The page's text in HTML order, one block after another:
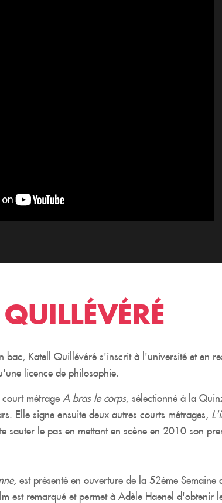
bac, Katell Quillévéré s'inscrit à l'université et en
licence de philosophie.
métrage A bras le corps, sélectionné à la
Elle signe ensuite deux autres courts métrages,
sauter le pas en mettant en scène en 2010 son
est présenté en ouverture de la 52ème Semaine
est remarqué et permet à Adèle Haenel d'obtenir